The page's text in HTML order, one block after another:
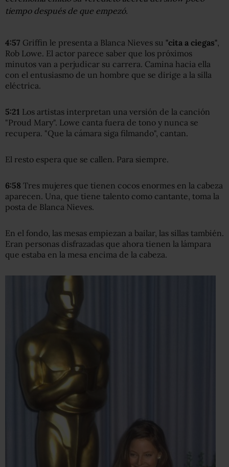
tiempo después de que empezó.
4:57 Griffin le presenta a Blanca Nieves su "cita a ciegas",
Rob Lowe. El actor parece saber que los próximos
minutos van a perjudicar su carrera. Camina hacia ella
con el entusiasmo de un hombre que se dirige a la silla
eléctrica.
5:21 Los artistas interpretan una versión de la canción
"Proud Mary". Lowe canta fuera de tono y nunca se
recupera. "Que la cámara siga filmando", cantan.
El resto espera que se callen. Para siempre.
6:58 Tres mujeres que tienen cocos enormes en la cabeza
aparecen. Una, que tiene talento como cantante, toma la
posta de Blanca Nieves.
En el fondo, las mesas empiezan a bailar, las sillas también.
Eran personas disfrazadas que ahora tienen la lámpara
que estaba en la mesa encima de la cabeza.